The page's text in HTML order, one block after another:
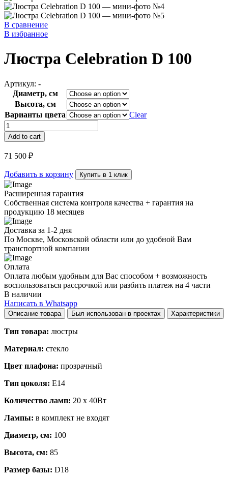
В сравнение
В избранное
Люстра Celebration D 100
Артикул: -
Диаметр, см
Высота, см
Варианты цвета
Clear
Люстра
Celebration
D
100
quantity
Add to cart
71 500 ₽
Добавить в корзину Купить в 1 клик
Расширенная гарантия
Собственная система контроля качества + гарантия на
продукцию 18 месяцев
Доставка за 1-2 дня
По Москве, Московской области или до удобной Вам
транспортной компании
Оплата
Оплата любым удобным для Вас способом + возможность
воспользоваться рассрочкой или разбить платеж на 4 части
В наличии
Написать в Whatsapp
Описание товара Был использован в проектах Характеристики
Тип товара: люстры
Материал: стекло
Цвет плафона: прозрачный
Тип цоколя: E14
Количество ламп: 20 х 40Вт
Лампы: в комплект не входят
Диаметр, см: 100
Высота, см: 85
Размер базы: D18